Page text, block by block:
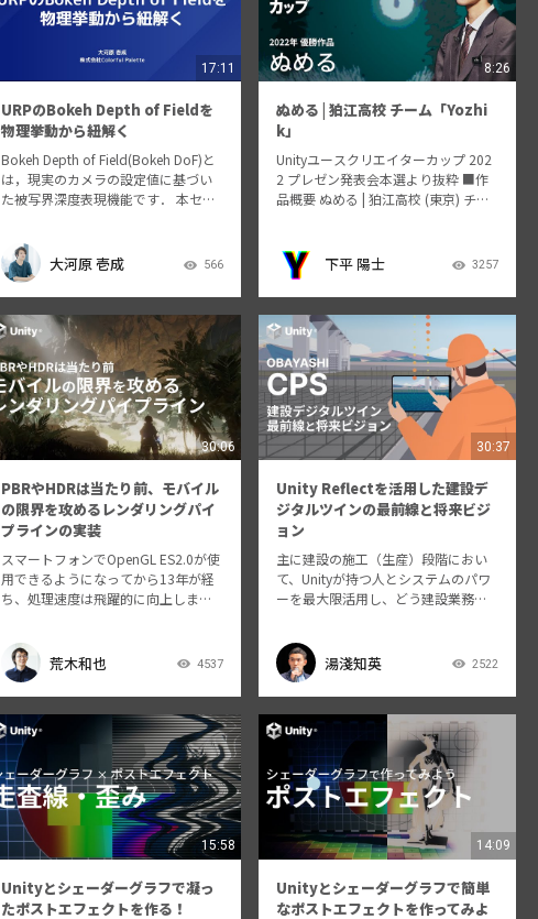
17:11
URPのBokeh Depth of Fieldを
物理挙動から紐解く
Bokeh Depth of Field(Bokeh DoF)と
は，現実のカメラの設定値に基づい
た被写界深度表現機能です． 本セッ
neにおけるBoke…
大河原 壱成 566
8:26
ぬめる | 狛江高校 チーム「Yozhi
k」
Unityユースクリエイターカップ 202
2 プレゼン発表会本選より抜粋 ■作
品概要 ぬめる | 狛江高校 (東京) チー
下平 陽士 3257
30:06
PBRやHDRは当たり前、モバイル
の限界を攻めるレンダリングパイ
プラインの実装
スマートフォンでOpenGL ES2.0が使
用できるようになってから13年が経
ち、処理速度は飛躍的に向上しまし
になり、多数の光源や高度なグロー
バルイルミネーションを用い…
荒木和也 4537
30:37
Unity Reflectを活用した建設デ
ジタルツインの最前線と将来ビジ
ョン
主に建設の施工（生産）段階におい
て、Unityが持つ人とシステムのパワ
ーを最大限活用し、どう建設業務を
の最新状況をご報告します。 こんな
人におすすめ: ・建設業でメタバース
やデ…
湯淺知英 2522
15:58
Unityとシェーダーグラフで凝っ
たポストエフェクトを作る！
14:09
Unityとシェーダーグラフで簡単
なポストエフェクトを作ってみよ